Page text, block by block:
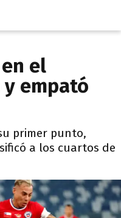
el
empató
primer punto,
a los cuartos de